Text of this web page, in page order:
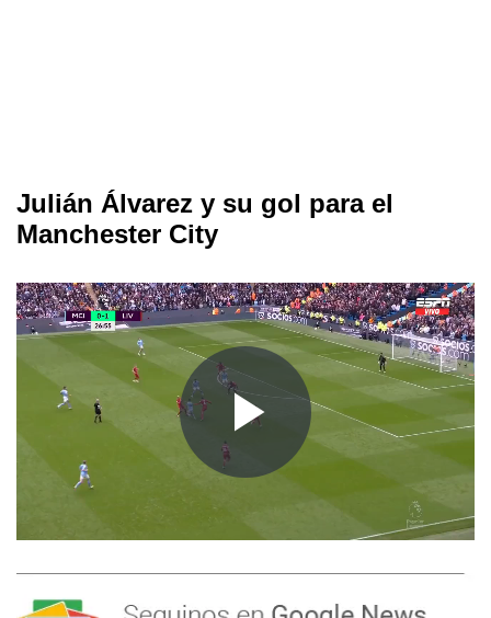
Julián Álvarez y su gol para el
Manchester City